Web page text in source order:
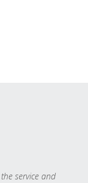
service and